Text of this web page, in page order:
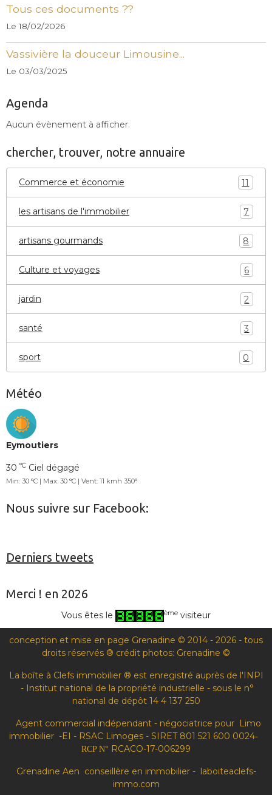
Tous ces documents ??
Le 18/02/2026
Vassivière la douceur Limousine...
Le 03/03/2025
Agenda
Aucun évènement à afficher.
chercher, trouver, notre annuaire
Commerce et économie 11
les artisans de l'immobilier 7
artisans gourmands 8
Culture et voyages 6
jardin 2
santé 3
sport 0
Météo
Eymoutiers
30 °C Ciel dégagé
Min: 30 °C | Max: 30 °C | Vent: 11 kmh 350°
Nous suivre sur Facebook:
Derniers tweets
Merci ! en 2026
Vous êtes le ème visiteur
conception et mise en page Grenadine © 2014 - 2026 - tous
droits réservés ® crédit photos: Grenadine ©
La boîte à Clefs immobilier ® est enregistré auprès de l'INPI
- Institut national de la propriété industrielle - sous le n°
national de dépôt 14 4 137 250
Agent commercial indépendant - négociatrice pour Limo
immobilier -EI - RSAC Limoges - SIRET 801 521 600 0024-
RCP N° RCACO-17-006299
Grenadine Aen conseillère en immobilier - laboiteaclefs-
immo.com